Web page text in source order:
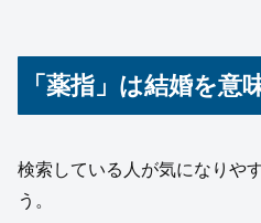
「薬指」は結婚を意
検索している人が気になりや
う。